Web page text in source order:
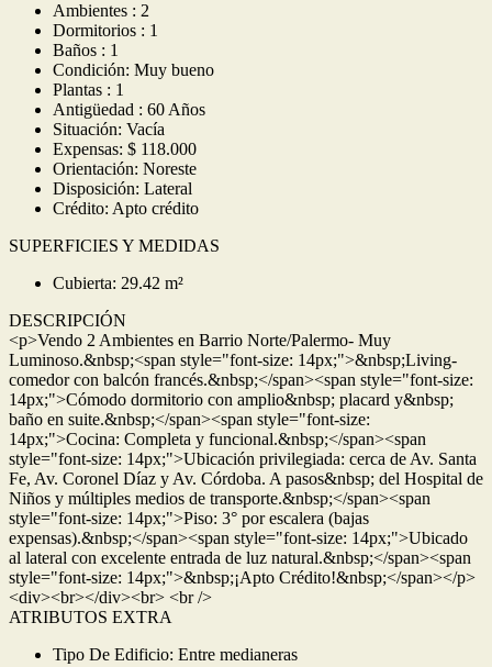
Ambientes : 2
Dormitorios : 1
Baños : 1
Condición: Muy bueno
Plantas : 1
Antigüedad : 60 Años
Situación: Vacía
Expensas: $ 118.000
Orientación: Noreste
Disposición: Lateral
Crédito: Apto crédito
SUPERFICIES Y MEDIDAS
Cubierta: 29.42 m²
DESCRIPCIÓN
<p>Vendo 2 Ambientes en Barrio Norte/Palermo- Muy
Luminoso.&nbsp;<span style="font-size: 14px;">&nbsp;Living-
comedor con balcón francés.&nbsp;</span><span style="font-size:
14px;">Cómodo dormitorio con amplio&nbsp; placard y&nbsp;
baño en suite.&nbsp;</span><span style="font-size:
14px;">Cocina: Completa y funcional.&nbsp;</span><span
style="font-size: 14px;">Ubicación privilegiada: cerca de Av. Santa
Fe, Av. Coronel Díaz y Av. Córdoba. A pasos&nbsp; del Hospital de
Niños y múltiples medios de transporte.&nbsp;</span><span
style="font-size: 14px;">Piso: 3° por escalera (bajas
expensas).&nbsp;</span><span style="font-size: 14px;">Ubicado
al lateral con excelente entrada de luz natural.&nbsp;</span><span
style="font-size: 14px;">&nbsp;¡Apto Crédito!&nbsp;</span></p>
<div><br></div><br> <br />
ATRIBUTOS EXTRA
Tipo De Edificio: Entre medianeras